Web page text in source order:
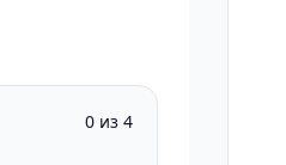
0 из 4